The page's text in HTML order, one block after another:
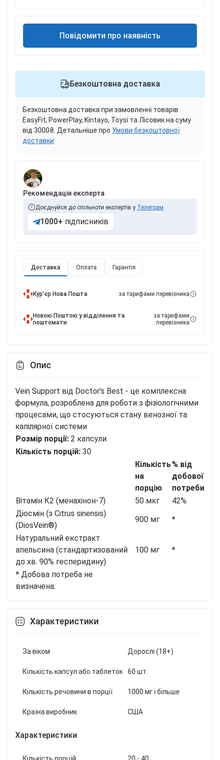
Доставка Оплата Гарантія
Курʼєр Нова Пошта за тарифами перевізника
Новою Поштою у відділення та
поштомати
за тарифами
перевізника
Повідомити про наявність
Безкоштовна доставка
Безкоштовна доставка при замовленні товарів
EasyFit, PowerPlay, Kintayo, Toysi та Лісовик на суму
від 3000₴. Детальніше про Умови безкоштовної
доставки
Рекомендація експерта
Доєднуйся до спільноти експертів у Телеграм
1000+ підписників
Опис
Vein Support від Doctor's Best - це комплексна
формула, розроблена для роботи з фізіологічними
процесами, що стосуються стану венозної та
капілярної системи
Розмір порції: 2 капсули
Кількість порцій: 30
Кількість
на
порцію
% від
добової
потреби
Вітамін К2 (менахінон-7)
50 мкг
42%
Діосмін (з Citrus sinensis)
(DiosVein®)
900 мг
*
Натуральний екстракт
апельсина (стандартизований
до хв. 90% гесперидину)
100 мг *
* Добова потреба не
визначена.
Характеристики
За віком Дорослі (18+)
Кількість капсул або таблеток 60 шт.
Кількість речовини в порції 1000 мг і більше
Країна виробник США
Характеристики